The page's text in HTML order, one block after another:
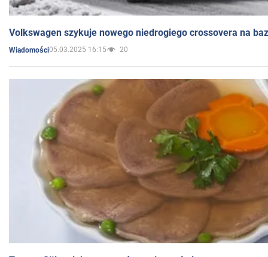
Volkswagen szykuje nowego niedrogiego crossovera na
Wiadomości05.03.2025 16:15 20